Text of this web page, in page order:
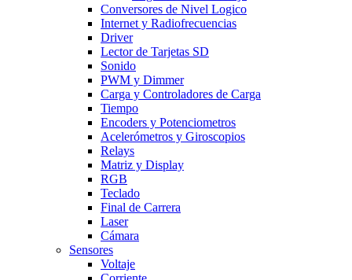
Conversores de Nivel Logico
Internet y Radiofrecuencias
Driver
Lector de Tarjetas SD
Sonido
PWM y Dimmer
Carga y Controladores de Carga
Tiempo
Encoders y Potenciometros
Acelerómetros y Giroscopios
Relays
Matriz y Display
RGB
Teclado
Final de Carrera
Laser
Cámara
Sensores
Voltaje